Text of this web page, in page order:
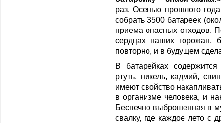
раз. Осенью прошлого
собрать 3500 батареек
приема опасных отходов.
сердцах наших горожан,
повторно, и в будущем
В батарейках
ртуть, никель, кадмий,
имеют свойство
в организме человека, и
Беспечно выброшенная в
свалку, где каждое лето с